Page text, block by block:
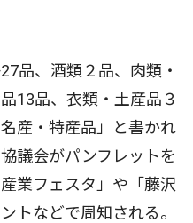
品、酒類２品、肉類・
13品、衣類・土産品３
産・特産品」と書かれ
議会がパンフレットを
業フェスタ」や「藤沢
トなどで周知される。